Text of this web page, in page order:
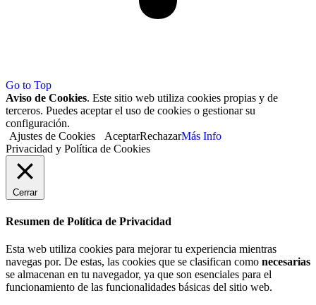
Go to Top
Aviso de Cookies. Este sitio web utiliza cookies propias y de
terceros. Puedes aceptar el uso de cookies o gestionar su
configuración.
Ajustes de Cookies
AceptarRechazarMás Info
Privacidad y Política de Cookies
Cerrar
Resumen de Política de Privacidad
Esta web utiliza cookies para mejorar tu experiencia mientras
navegas por. De estas, las cookies que se clasifican como necesarias
se almacenan en tu navegador, ya que son esenciales para el
funcionamiento de las funcionalidades básicas del sitio web.